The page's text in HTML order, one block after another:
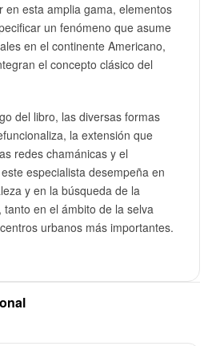
en esta amplia gama, elementos
un fenómeno que asume
en el continente Americano,
el concepto clásico del
del libro, las diversas formas
la extensión que
redes chamánicas y el
especialista desempeña en
y en la búsqueda de la
en el ámbito de la selva
urbanos más importantes.